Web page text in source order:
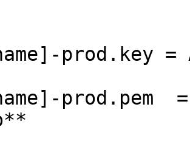
prod.key =
prod.pem